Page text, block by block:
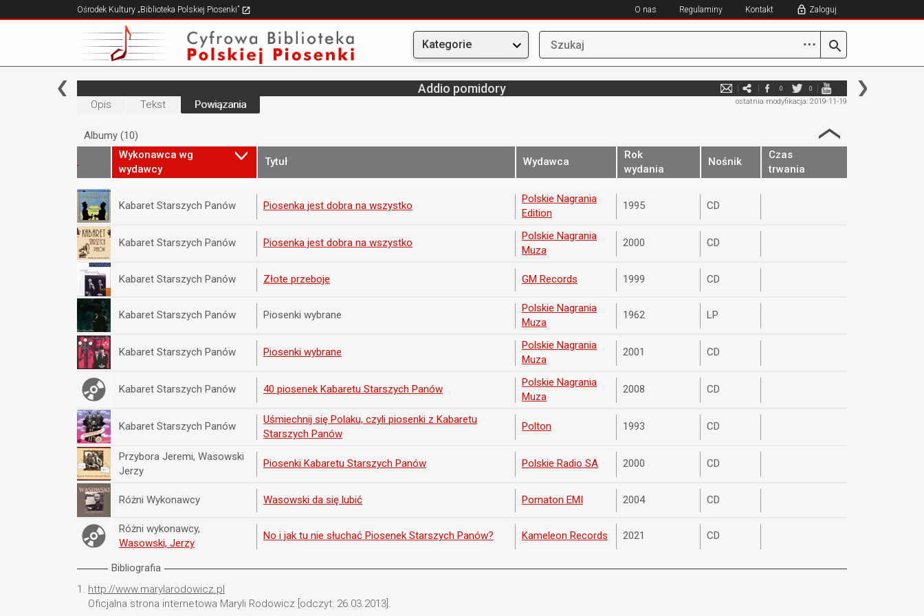
Ośrodek Kultury „Biblioteka Polskiej Piosenki” O nas Regulaminy Kontakt Zaloguj
Kategorie ⋯
Addio pomidory 0 0
ostatnia modyfikacja: 2019-11-19
Opis Tekst Powiązania
Albumy (10)
Wykonawca wg
wydawcy
Tytuł Wydawca
Rok
wydania
Nośnik
Czas
trwania
Kabaret Starszych Panów Piosenka jest dobra na wszystko
Polskie Nagrania
Edition
1995 CD
Kabaret Starszych Panów Piosenka jest dobra na wszystko
Polskie Nagrania
Muza
2000 CD
Kabaret Starszych Panów Złote przeboje GM Records 1999 CD
Kabaret Starszych Panów Piosenki wybrane
Polskie Nagrania
Muza
1962 LP
Kabaret Starszych Panów Piosenki wybrane
Polskie Nagrania
Muza
2001 CD
Kabaret Starszych Panów 40 piosenek Kabaretu Starszych Panów
Polskie Nagrania
Muza
2008 CD
Kabaret Starszych Panów
Uśmiechnij się Polaku, czyli piosenki z Kabaretu
Starszych Panów
Polton 1993 CD
Przybora Jeremi, Wasowski
Jerzy
Piosenki Kabaretu Starszych Panów Polskie Radio SA 2000 CD
Różni Wykonawcy Wasowski da się lubić Pomaton EMI 2004 CD
Różni wykonawcy,
Wasowski, Jerzy
No i jak tu nie słuchać Piosenek Starszych Panów? Kameleon Records 2021 CD
Bibliografia
1. http://www.marylarodowicz.pl
Oficjalna strona internetowa Maryli Rodowicz [odczyt: 26.03.2013].